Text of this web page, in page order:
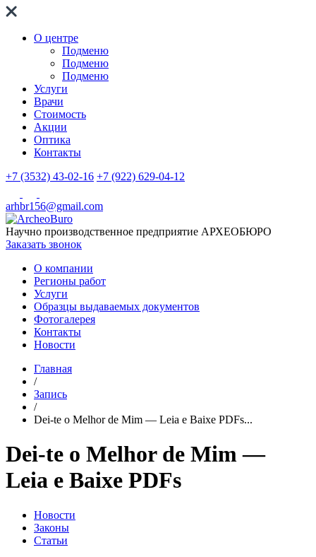
О центре
Подменю
Подменю
Подменю
Услуги
Врачи
Стоимость
Акции
Оптика
Контакты
+7 (3532) 43-02-16 +7 (922) 629-04-12
arhbr156@gmail.com
Научно производственное предприятие АРХЕОБЮРО
Заказать звонок
О компании
Регионы работ
Услуги
Образцы выдаваемых документов
Фотогалерея
Контакты
Новости
Главная
/
Запись
/
Dei-te o Melhor de Mim — Leia e Baixe PDFs...
Dei-te o Melhor de Mim —
Leia e Baixe PDFs
Новости
Законы
Статьи